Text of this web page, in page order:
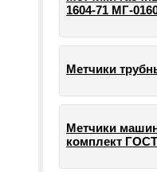
1604-71 МГ-
Метчики
Метчики
комплект